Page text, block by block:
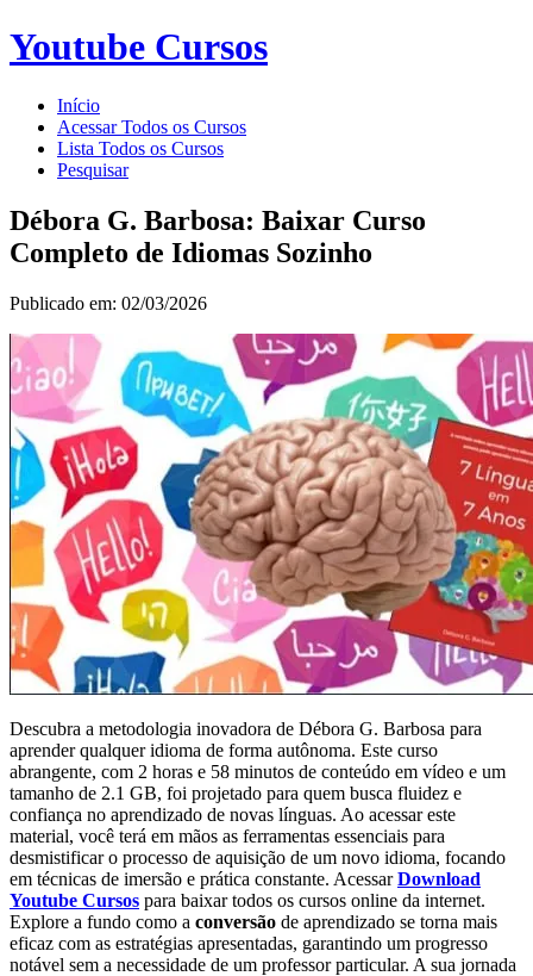
Youtube Cursos
Início
Acessar Todos os Cursos
Lista Todos os Cursos
Pesquisar
Débora G. Barbosa: Baixar Curso
Completo de Idiomas Sozinho
Publicado em: 02/03/2026
Descubra a metodologia inovadora de Débora G. Barbosa para
aprender qualquer idioma de forma autônoma. Este curso
abrangente, com 2 horas e 58 minutos de conteúdo em vídeo e um
tamanho de 2.1 GB, foi projetado para quem busca fluidez e
confiança no aprendizado de novas línguas. Ao acessar este
material, você terá em mãos as ferramentas essenciais para
desmistificar o processo de aquisição de um novo idioma, focando
em técnicas de imersão e prática constante. AcessarDownload
Youtube Cursos para baixar todos os cursos online da internet.
Explore a fundo como a conversão de aprendizado se torna mais
eficaz com as estratégias apresentadas, garantindo um progresso
notável sem a necessidade de um professor particular. A sua jornada